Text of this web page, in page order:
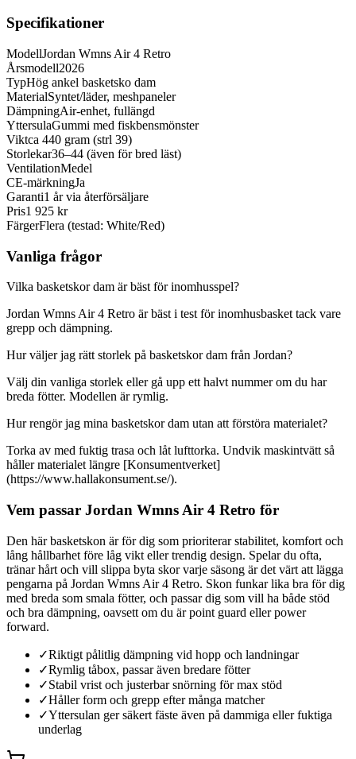
Specifikationer
ModellJordan Wmns Air 4 Retro
Årsmodell2026
TypHög ankel basketsko dam
MaterialSyntet/läder, meshpaneler
DämpningAir-enhet, fullängd
YttersulaGummi med fiskbensmönster
Viktca 440 gram (strl 39)
Storlekar36–44 (även för bred läst)
VentilationMedel
CE-märkningJa
Garanti1 år via återförsäljare
Pris1 925 kr
FärgerFlera (testad: White/Red)
Vanliga frågor
Vilka basketskor dam är bäst för inomhusspel?
Jordan Wmns Air 4 Retro är bäst i test för inomhusbasket tack vare
grepp och dämpning.
Hur väljer jag rätt storlek på basketskor dam från Jordan?
Välj din vanliga storlek eller gå upp ett halvt nummer om du har
breda fötter. Modellen är rymlig.
Hur rengör jag mina basketskor dam utan att förstöra materialet?
Torka av med fuktig trasa och låt lufttorka. Undvik maskintvätt så
håller materialet längre [Konsumentverket]
(https://www.hallakonsument.se/).
Vem passar Jordan Wmns Air 4 Retro för
Den här basketskon är för dig som prioriterar stabilitet, komfort och
lång hållbarhet före låg vikt eller trendig design. Spelar du ofta,
tränar hårt och vill slippa byta skor varje säsong är det värt att lägga
pengarna på Jordan Wmns Air 4 Retro. Skon funkar lika bra för dig
med breda som smala fötter, och passar dig som vill ha både stöd
och bra dämpning, oavsett om du är point guard eller power
forward.
✓Riktigt pålitlig dämpning vid hopp och landningar
✓Rymlig tåbox, passar även bredare fötter
✓Stabil vrist och justerbar snörning för max stöd
✓Håller form och grepp efter många matcher
✓Yttersulan ger säkert fäste även på dammiga eller fuktiga
underlag